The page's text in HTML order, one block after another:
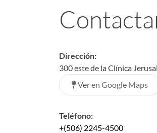
Dirección:
300 este de la Clínica
Ver en Google Maps
Teléfono:
+(506) 2245-4500